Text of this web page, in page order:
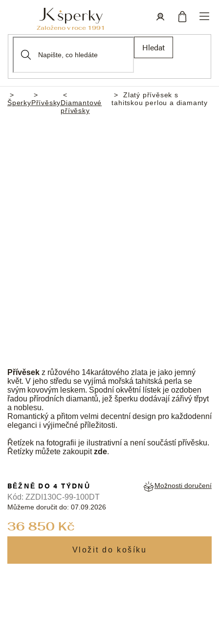
Hledat
Domů
ŠperkyPřívěskyDiamantové
přívěsky
Zlatý přívěsek s
tahitskou perlou a diamanty
Přívěsek z růžového 14karátového zlata je jako jemný
květ. V jeho středu se vyjímá mořská tahitská perla se
svým kovovým leskem. Spodní okvětní lístek je ozdoben
řadou přírodních diamantů, jež šperku dodávají zářivý třpyt
a noblesu.
Romantický a přitom velmi decentní design pro každodenní
eleganci i výjimečné příležitosti.
Řetízek na fotografii je ilustrativní a není součástí přívěsku.
Řetízky můžete zakoupitzde.
36 850 Kč
BĚŽNĚ DO 4 TÝDNŮ
Můžeme doručit do: 07.09.2026
Možnosti doručení
Kód: ZZDI130C-99-100DT